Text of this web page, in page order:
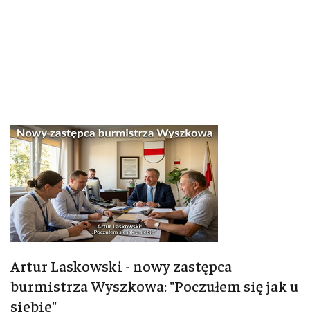
Artur Laskowski - nowy zastępca
burmistrza Wyszkowa: "Poczułem się jak u
siebie"